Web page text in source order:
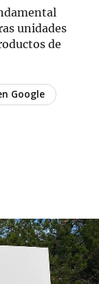
unidades
de
Google